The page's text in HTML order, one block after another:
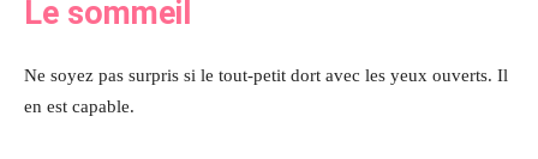
Le sommeil
Ne soyez pas surpris si le tout-petit dort avec les yeux ouverts. Il
en est capable.